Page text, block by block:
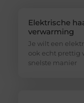
Elektrische
verwarming
Je wilt een
ook echt prettig
snelste manier